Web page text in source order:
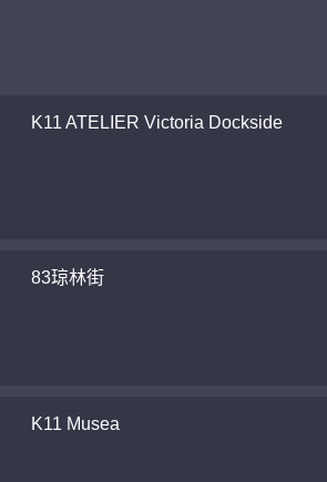
K11 ATELIER Victoria Dockside
83琼林街
K11 Musea